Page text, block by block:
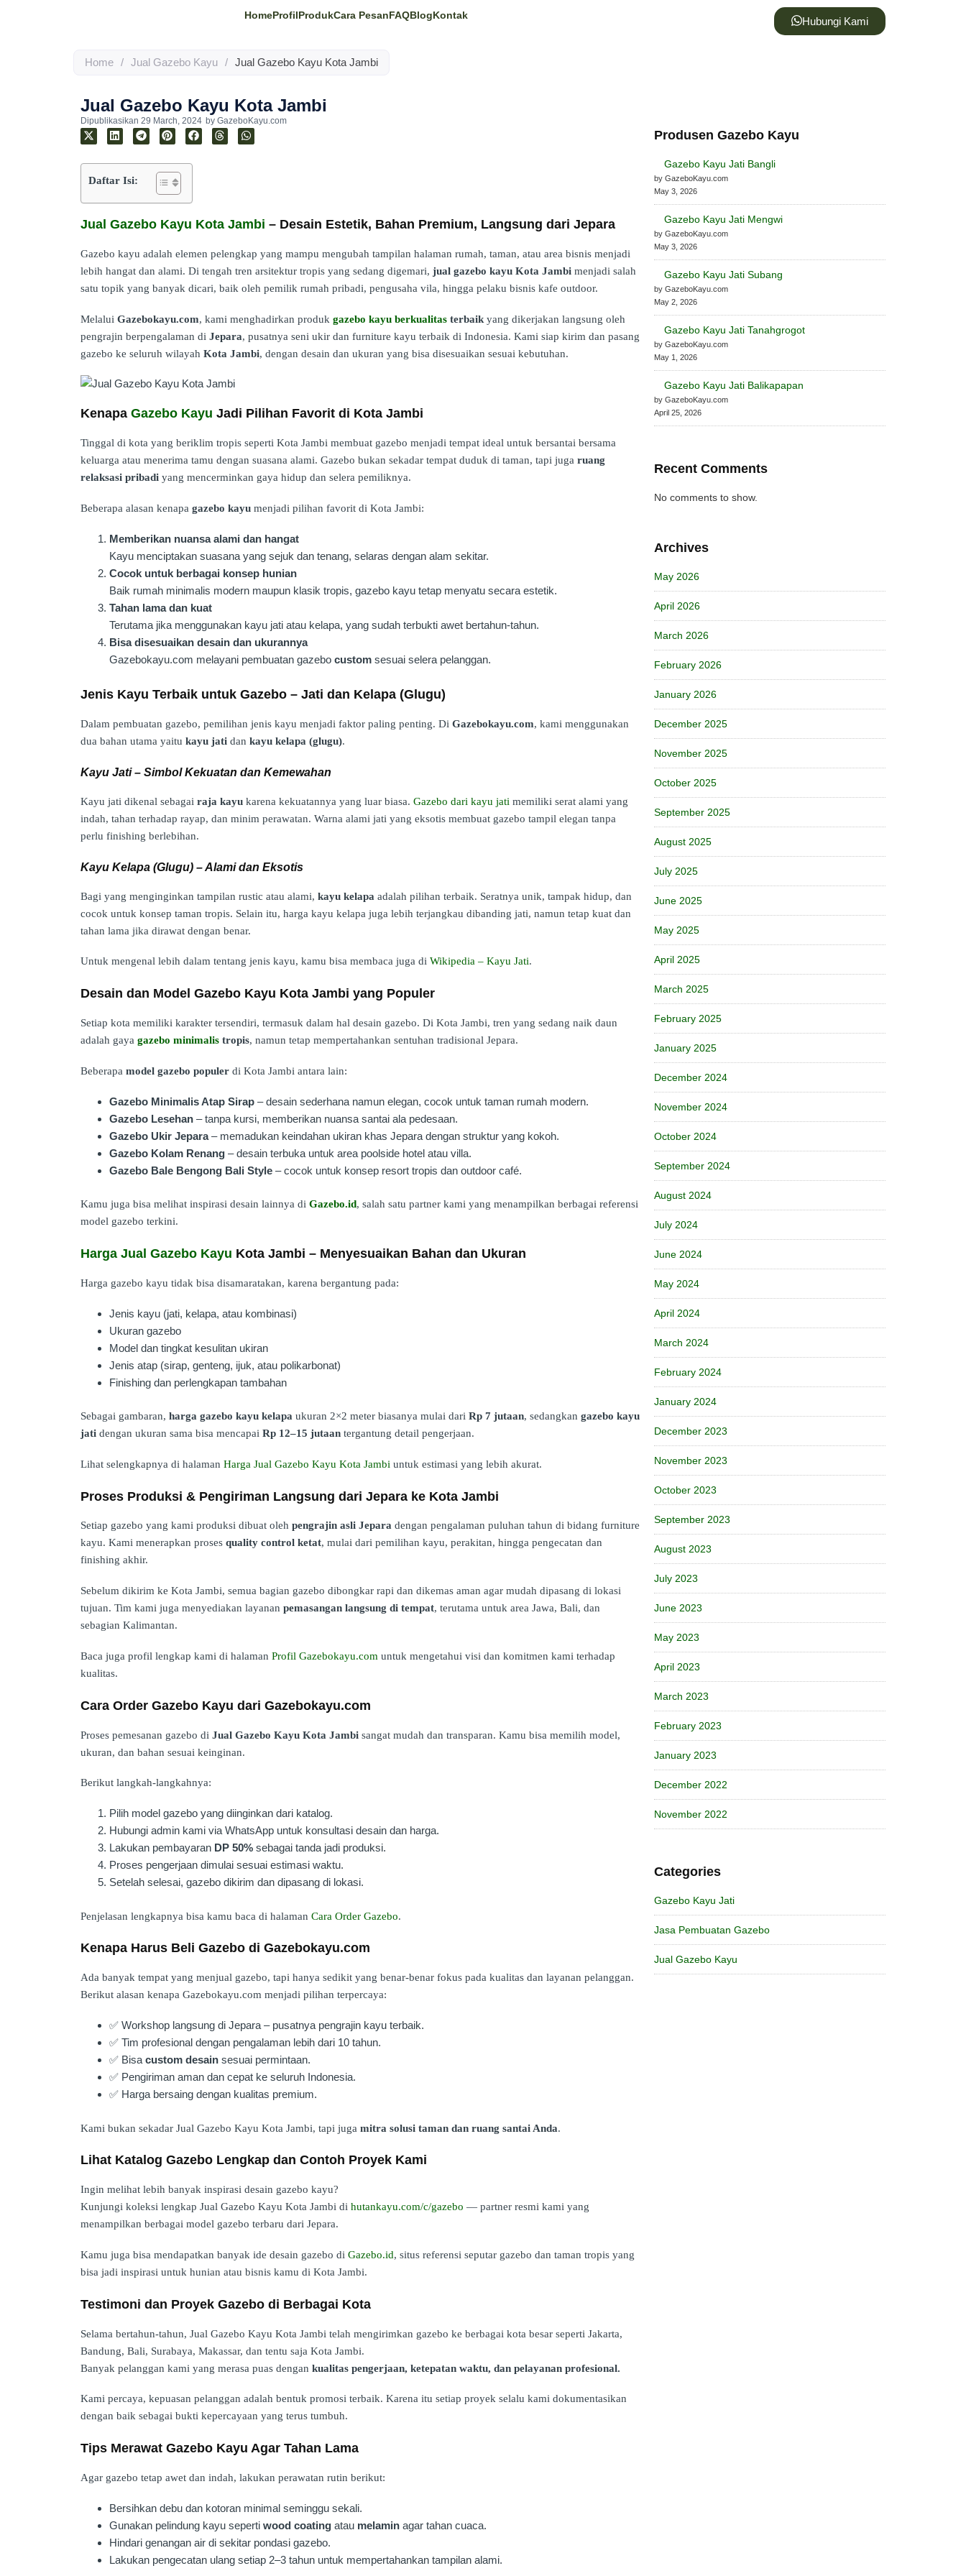
HomeProfilProdukCara PesanFAQBlogKontak Hubungi Kami
Home / Jual Gazebo Kayu / Jual Gazebo Kayu Kota Jambi
Jual Gazebo Kayu Kota Jambi
Dipublikasikan 29 March, 2024 by GazeboKayu.com
Daftar Isi:
Jual Gazebo Kayu Kota Jambi – Desain Estetik, Bahan Premium, Langsung dari Jepara
Gazebo kayu adalah elemen pelengkap yang mampu mengubah tampilan halaman rumah, taman, atau area bisnis menjadi
lebih hangat dan alami. Di tengah tren arsitektur tropis yang sedang digemari, jual gazebo kayu Kota Jambi menjadi salah
satu topik yang banyak dicari, baik oleh pemilik rumah pribadi, pengusaha vila, hingga pelaku bisnis kafe outdoor.
Melalui Gazebokayu.com, kami menghadirkan produk gazebo kayu berkualitas terbaik yang dikerjakan langsung oleh
pengrajin berpengalaman di Jepara, pusatnya seni ukir dan furniture kayu terbaik di Indonesia. Kami siap kirim dan pasang
gazebo ke seluruh wilayah Kota Jambi, dengan desain dan ukuran yang bisa disesuaikan sesuai kebutuhan.
Kenapa Gazebo Kayu Jadi Pilihan Favorit di Kota Jambi
Tinggal di kota yang beriklim tropis seperti Kota Jambi membuat gazebo menjadi tempat ideal untuk bersantai bersama
keluarga atau menerima tamu dengan suasana alami. Gazebo bukan sekadar tempat duduk di taman, tapi juga ruang
relaksasi pribadi yang mencerminkan gaya hidup dan selera pemiliknya.
Beberapa alasan kenapa gazebo kayu menjadi pilihan favorit di Kota Jambi:
Memberikan nuansa alami dan hangat
Kayu menciptakan suasana yang sejuk dan tenang, selaras dengan alam sekitar.
Cocok untuk berbagai konsep hunian
Baik rumah minimalis modern maupun klasik tropis, gazebo kayu tetap menyatu secara estetik.
Tahan lama dan kuat
Terutama jika menggunakan kayu jati atau kelapa, yang sudah terbukti awet bertahun-tahun.
Bisa disesuaikan desain dan ukurannya
Gazebokayu.com melayani pembuatan gazebo custom sesuai selera pelanggan.
Jenis Kayu Terbaik untuk Gazebo – Jati dan Kelapa (Glugu)
Dalam pembuatan gazebo, pemilihan jenis kayu menjadi faktor paling penting. Di Gazebokayu.com, kami menggunakan
dua bahan utama yaitu kayu jati dan kayu kelapa (glugu).
Kayu Jati – Simbol Kekuatan dan Kemewahan
Kayu jati dikenal sebagai raja kayu karena kekuatannya yang luar biasa. Gazebo dari kayu jati memiliki serat alami yang
indah, tahan terhadap rayap, dan minim perawatan. Warna alami jati yang eksotis membuat gazebo tampil elegan tanpa
perlu finishing berlebihan.
Kayu Kelapa (Glugu) – Alami dan Eksotis
Bagi yang menginginkan tampilan rustic atau alami, kayu kelapa adalah pilihan terbaik. Seratnya unik, tampak hidup, dan
cocok untuk konsep taman tropis. Selain itu, harga kayu kelapa juga lebih terjangkau dibanding jati, namun tetap kuat dan
tahan lama jika dirawat dengan benar.
Untuk mengenal lebih dalam tentang jenis kayu, kamu bisa membaca juga di Wikipedia – Kayu Jati.
Desain dan Model Gazebo Kayu Kota Jambi yang Populer
Setiap kota memiliki karakter tersendiri, termasuk dalam hal desain gazebo. Di Kota Jambi, tren yang sedang naik daun
adalah gaya gazebo minimalis tropis, namun tetap mempertahankan sentuhan tradisional Jepara.
Beberapa model gazebo populer di Kota Jambi antara lain:
Gazebo Minimalis Atap Sirap – desain sederhana namun elegan, cocok untuk taman rumah modern.
Gazebo Lesehan – tanpa kursi, memberikan nuansa santai ala pedesaan.
Gazebo Ukir Jepara– memadukan keindahan ukiran khas Jepara dengan struktur yang kokoh.
Gazebo Kolam Renang – desain terbuka untuk area poolside hotel atau villa.
Gazebo Bale Bengong Bali Style – cocok untuk konsep resort tropis dan outdoor café.
Kamu juga bisa melihat inspirasi desain lainnya di Gazebo.id, salah satu partner kami yang menampilkan berbagai referensi
model gazebo terkini.
Harga Jual Gazebo Kayu Kota Jambi – Menyesuaikan Bahan dan Ukuran
Harga gazebo kayu tidak bisa disamaratakan, karena bergantung pada:
Jenis kayu (jati, kelapa, atau kombinasi)
Ukuran gazebo
Model dan tingkat kesulitan ukiran
Jenis atap (sirap, genteng, ijuk, atau polikarbonat)
Finishing dan perlengkapan tambahan
Sebagai gambaran, harga gazebo kayu kelapa ukuran 2×2 meter biasanya mulai dari Rp 7 jutaan, sedangkan gazebo kayu
jati dengan ukuran sama bisa mencapai Rp 12–15 jutaan tergantung detail pengerjaan.
Lihat selengkapnya di halaman Harga Jual Gazebo Kayu Kota Jambi untuk estimasi yang lebih akurat.
Proses Produksi & Pengiriman Langsung dari Jepara ke Kota Jambi
Setiap gazebo yang kami produksi dibuat oleh pengrajin asli Jepara dengan pengalaman puluhan tahun di bidang furniture
kayu. Kami menerapkan proses quality control ketat, mulai dari pemilihan kayu, perakitan, hingga pengecatan dan
finishing akhir.
Sebelum dikirim ke Kota Jambi, semua bagian gazebo dibongkar rapi dan dikemas aman agar mudah dipasang di lokasi
tujuan. Tim kami juga menyediakan layanan pemasangan langsung di tempat, terutama untuk area Jawa, Bali, dan
sebagian Kalimantan.
Baca juga profil lengkap kami di halaman Profil Gazebokayu.com untuk mengetahui visi dan komitmen kami terhadap
kualitas.
Cara Order Gazebo Kayu dari Gazebokayu.com
Proses pemesanan gazebo di Jual Gazebo Kayu Kota Jambi sangat mudah dan transparan. Kamu bisa memilih model,
ukuran, dan bahan sesuai keinginan.
Berikut langkah-langkahnya:
Pilih model gazebo yang diinginkan dari katalog.
Hubungi admin kami via WhatsApp untuk konsultasi desain dan harga.
Lakukan pembayaran DP 50% sebagai tanda jadi produksi.
Proses pengerjaan dimulai sesuai estimasi waktu.
Setelah selesai, gazebo dikirim dan dipasang di lokasi.
Penjelasan lengkapnya bisa kamu baca di halaman Cara Order Gazebo.
Kenapa Harus Beli Gazebo di Gazebokayu.com
Ada banyak tempat yang menjual gazebo, tapi hanya sedikit yang benar-benar fokus pada kualitas dan layanan pelanggan.
Berikut alasan kenapa Gazebokayu.com menjadi pilihan terpercaya:
✅ Workshop langsung di Jepara – pusatnya pengrajin kayu terbaik.
✅ Tim profesional dengan pengalaman lebih dari 10 tahun.
✅ Bisa custom desain sesuai permintaan.
✅ Pengiriman aman dan cepat ke seluruh Indonesia.
✅ Harga bersaing dengan kualitas premium.
Kami bukan sekadar Jual Gazebo Kayu Kota Jambi, tapi juga mitra solusi taman dan ruang santai Anda.
Lihat Katalog Gazebo Lengkap dan Contoh Proyek Kami
Ingin melihat lebih banyak inspirasi desain gazebo kayu?
Kunjungi koleksi lengkap Jual Gazebo Kayu Kota Jambi di hutankayu.com/c/gazebo — partner resmi kami yang
menampilkan berbagai model gazebo terbaru dari Jepara.
Kamu juga bisa mendapatkan banyak ide desain gazebo di Gazebo.id, situs referensi seputar gazebo dan taman tropis yang
bisa jadi inspirasi untuk hunian atau bisnis kamu di Kota Jambi.
Testimoni dan Proyek Gazebo di Berbagai Kota
Selama bertahun-tahun, Jual Gazebo Kayu Kota Jambi telah mengirimkan gazebo ke berbagai kota besar seperti Jakarta,
Bandung, Bali, Surabaya, Makassar, dan tentu saja Kota Jambi.
Banyak pelanggan kami yang merasa puas dengan kualitas pengerjaan, ketepatan waktu, dan pelayanan profesional.
Kami percaya, kepuasan pelanggan adalah bentuk promosi terbaik. Karena itu setiap proyek selalu kami dokumentasikan
dengan baik sebagai bukti kepercayaan yang terus tumbuh.
Tips Merawat Gazebo Kayu Agar Tahan Lama
Agar gazebo tetap awet dan indah, lakukan perawatan rutin berikut:
Bersihkan debu dan kotoran minimal seminggu sekali.
Gunakan pelindung kayu seperti wood coating atau melamin agar tahan cuaca.
Hindari genangan air di sekitar pondasi gazebo.
Lakukan pengecatan ulang setiap 2–3 tahun untuk mempertahankan tampilan alami.
Produsen Gazebo Kayu
Gazebo Kayu Jati Bangli
by GazeboKayu.com
May 3, 2026
Gazebo Kayu Jati Mengwi
by GazeboKayu.com
May 3, 2026
Gazebo Kayu Jati Subang
by GazeboKayu.com
May 2, 2026
Gazebo Kayu Jati Tanahgrogot
by GazeboKayu.com
May 1, 2026
Gazebo Kayu Jati Balikapapan
by GazeboKayu.com
April 25, 2026
Recent Comments
No comments to show.
Archives
May 2026
April 2026
March 2026
February 2026
January 2026
December 2025
November 2025
October 2025
September 2025
August 2025
July 2025
June 2025
May 2025
April 2025
March 2025
February 2025
January 2025
December 2024
November 2024
October 2024
September 2024
August 2024
July 2024
June 2024
May 2024
April 2024
March 2024
February 2024
January 2024
December 2023
November 2023
October 2023
September 2023
August 2023
July 2023
June 2023
May 2023
April 2023
March 2023
February 2023
January 2023
December 2022
November 2022
Categories
Gazebo Kayu Jati
Jasa Pembuatan Gazebo
Jual Gazebo Kayu